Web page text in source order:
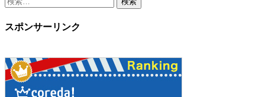
対
スポンサーリンク